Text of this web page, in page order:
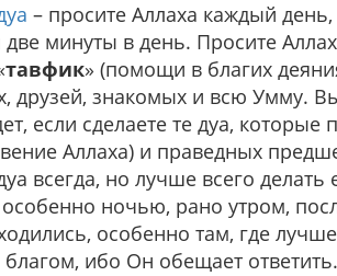
– просите Аллаха каждый
минуты в день. Просите
тавфик» (помощи в благих
друзей, знакомых и всю Умму.
если сделаете те дуа,
Аллаха) и праведных
всегда, но лучше всего
особенно ночью, рано утром,
особенно там, где
ибо Он обещает